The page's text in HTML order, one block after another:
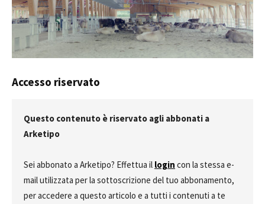
Accesso riservato
Questo contenuto è riservato agli abbonati a
Arketipo
Sei abbonato a Arketipo? Effettua il login con la stessa e-
mail utilizzata per la sottoscrizione del tuo abbonamento,
per accedere a questo articolo e a tutti i contenuti a te